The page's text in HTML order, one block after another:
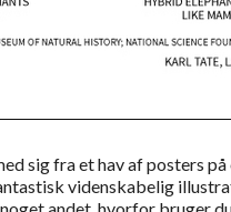
sig fra et hav af posters
videnskabelig